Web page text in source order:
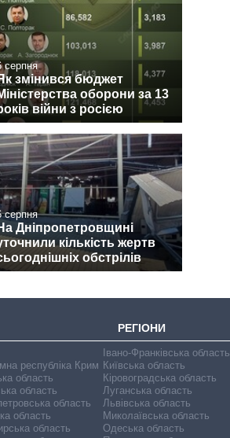
серпня
змінився бюджет
оборони за 13
війни з росією
серпня
Дніпропетровщині
кількість жертв
обстрілів
РЕГІОНИ
республіка Крим
область
область
область
область
область
Івано-Франківська область
Київська область
Кіровоградська область
Луганська область
Львівська область
Миколаївська область
Одеська область